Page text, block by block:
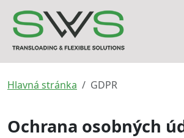
Hlavná stránka GDPR
Ochrana osobných